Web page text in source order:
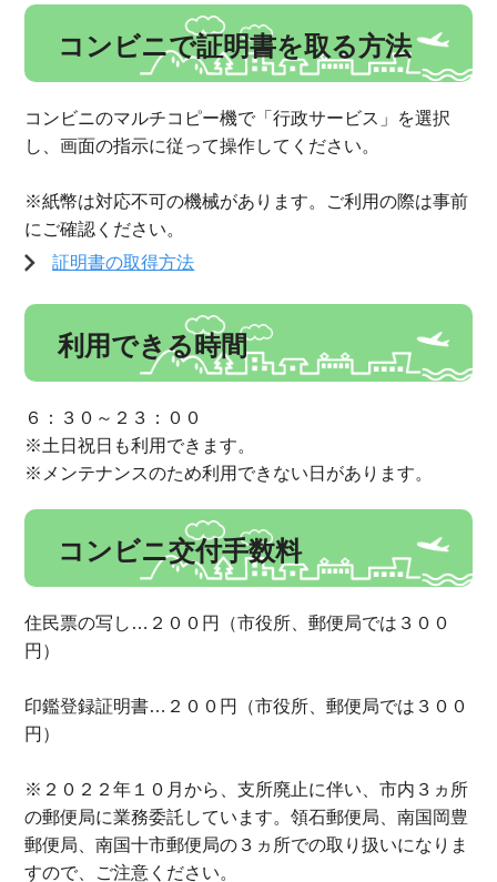
コンビニで証明書を取る方法
コンビニのマルチコピー機で「行政サービス」を選択
し、画面の指示に従って操作してください。
※紙幣は対応不可の機械があります。ご利用の際は事前
にご確認ください。
証明書の取得方法
利用できる時間
６：３０～２３：００
※土日祝日も利用できます。
※メンテナンスのため利用できない日があります。
コンビニ交付手数料
住民票の写し…２００円（市役所、郵便局では３００
円）
印鑑登録証明書…２００円（市役所、郵便局では３００
円）
※２０２２年１０月から、支所廃止に伴い、市内３ヵ所
の郵便局に業務委託しています。領石郵便局、南国岡豊
郵便局、南国十市郵便局の３ヵ所での取り扱いになりま
すので、ご注意ください。